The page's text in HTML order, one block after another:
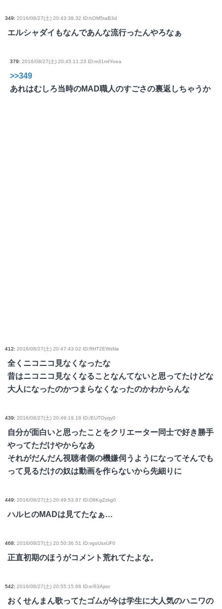
349: 2016/08/27(土) 20:43:38.32 ID:hOM5taB3d
エルシャダイもなんであんな流行ったんやろなぁ
379: 2016/08/27(土) 20:45:11.23 ID:m31mIYoea
>>349
あれはむしろ当時のMAD職人のすごさの裏返しちゃうか
412: 2016/08/27(土) 20:47:43.02 ID:RHT2EWsNa
全くニコニコ見なくなったな
昔はニコニコ見なくなることなんてないと思ってたけどな
大人になったのかつまらなくなったのかわからんな
439: 2016/08/27(土) 20:49:19.18 ID:/EUTOyqy0
自分が面白いと思ったことをクリエーター同士で好き勝手
やってただけやからなあ
それがだんだん視聴者側の機嫌伺うようになってそんでも
って見るだけの奴は動画を作らないから先細りに
449: 2016/08/27(土) 20:49:53.87 ID:D9KgZzkg0
ハルヒのMADは見てたなぁ…
468: 2016/08/27(土) 20:50:36.51 ID:vgoUsxUF0
正直初期のほうがコメント荒れてたよな。
542: 2016/08/27(土) 20:55:15.66 ID:e/63Ajror
おくせんまん歌ってたゴムが今は学生に大人気のハニワの